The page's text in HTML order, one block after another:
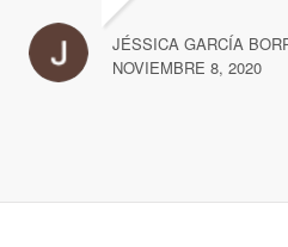
JÉSSICA GARCÍA
NOVIEMBRE 8, 2020